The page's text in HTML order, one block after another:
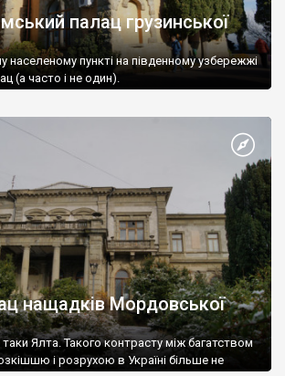
палац грузинської
пункті на південному узбережжі
(а часто і не один).
нащадків Мордовської
Ялта. Такого контрасту між багатством
і розрухою в Україні більше не